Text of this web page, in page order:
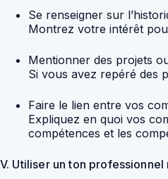
Se renseigner sur
Montrez votre intérêt
Mentionner des projets
Si vous avez repéré des
Faire le lien entre vos
Expliquez en quoi vos
compétences et les
V. Utiliser un ton professionnel